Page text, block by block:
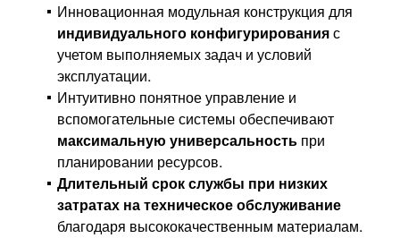
Инновационная модульная конструкция для
индивидуального конфигурированияс
учетом выполняемых задач и условий
эксплуатации.
Интуитивно понятное управление и
вспомогательные системы обеспечивают
максимальную универсальность при
планировании ресурсов.
Длительный срок службы при низких
затратах на техническое обслуживание
благодаря высококачественным материалам.